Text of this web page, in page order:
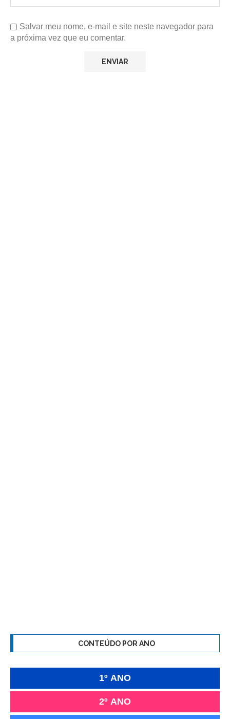
Salvar meu nome, e-mail e site neste navegador para
a próxima vez que eu comentar.
CONTEÚDO POR ANO
1º ANO
2º ANO